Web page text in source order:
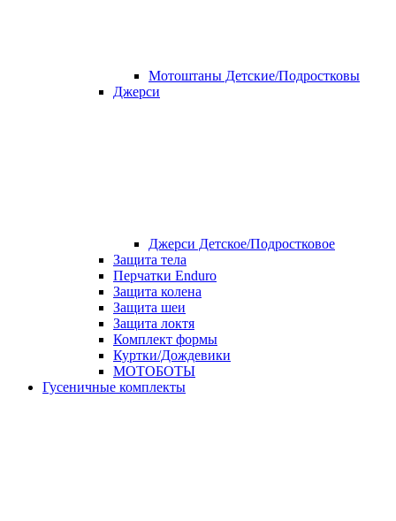
Мотоштаны Детские/Подростковы
Джерси
Джерси Детское/Подростковое
Защита тела
Перчатки Enduro
Защита колена
Защита шеи
Защита локтя
Комплект формы
Куртки/Дождевики
МОТОБОТЫ
Гусеничные комплекты